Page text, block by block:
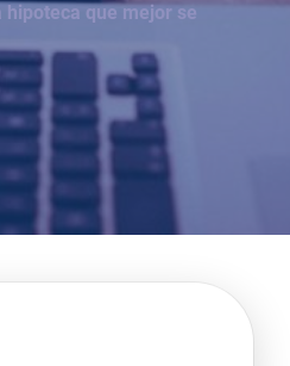
que mejor se